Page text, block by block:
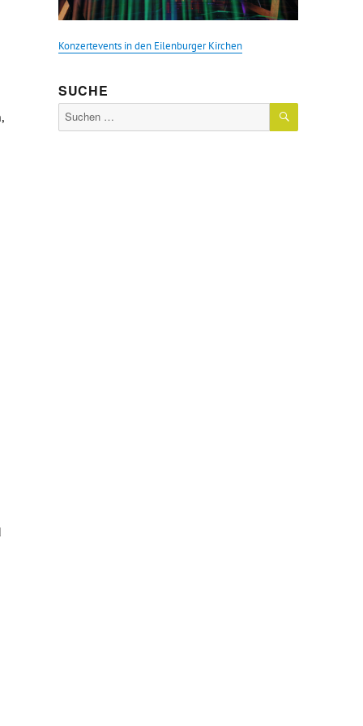
Luft – kostenfreie Nutzung der Gehwege für
2020“
Konzertevents in den Eilenburger Kirchen
SUCHE
Suche
nach:
SUCHEN